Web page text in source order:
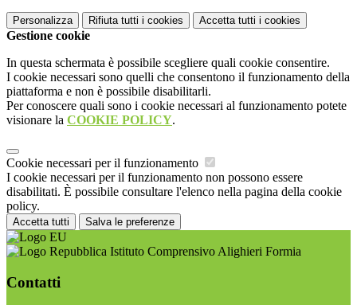
Personalizza Rifiuta tutti i cookies Accetta tutti i cookies
Gestione cookie
In questa schermata è possibile scegliere quali cookie consentire.
I cookie necessari sono quelli che consentono il funzionamento della
piattaforma e non è possibile disabilitarli.
Per conoscere quali sono i cookie necessari al funzionamento potete
visionare la COOKIE POLICY.
Cookie necessari per il funzionamento
I cookie necessari per il funzionamento non possono essere
disabilitati. È possibile consultare l'elenco nella pagina della cookie
policy.
Accetta tutti Salva le preferenze
Istituto Comprensivo Alighieri Formia
Contatti